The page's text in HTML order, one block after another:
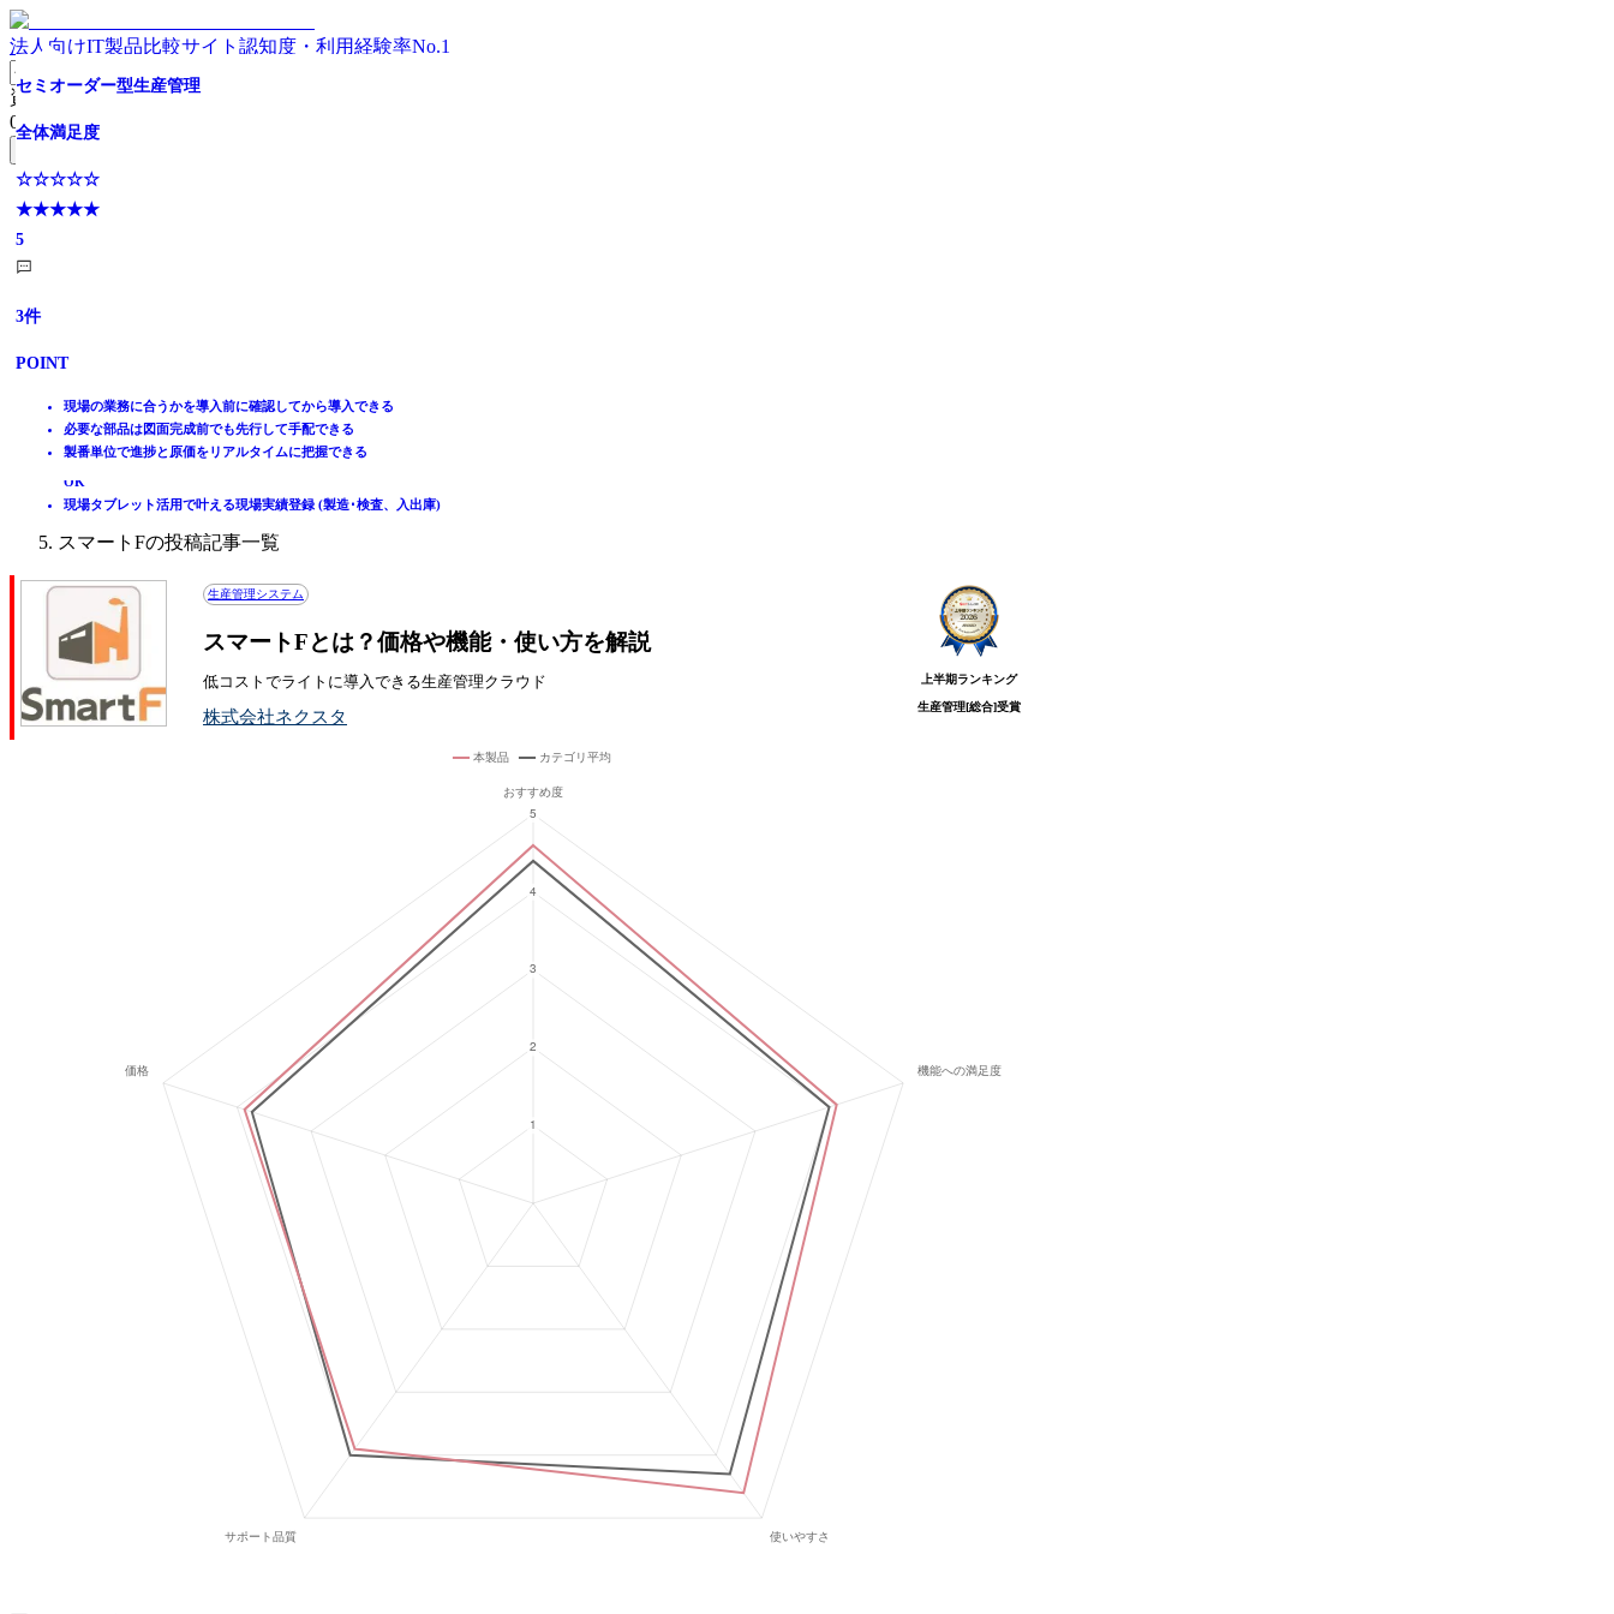
法人向けIT製品比較サイト 認知度・利用経験率No.1
資料請求リスト
0 件
製品を探す
動画で学ぶ
IT製品比較TOP
生産管理システム
スマートF
スマートFの投稿記事一覧
生産管理システム
スマートFとは？価格や機能・使い方を解説
低コストでライトに導入できる生産管理クラウド
株式会社ネクスタ
上半期ランキング
生産管理[総合]受賞
低コストでライトに導入できる生産管理クラウド
全体満足度
☆☆☆☆☆
★★★★★
4.6
91件
POINT
在庫管理や工程管理など、必要な機能からスモールスタート可能
導入コンサルつきのトライアル可能、既存システムにも柔軟に連
携
『全国出荷実績No.1』の生産管理システム
全体満足度
☆☆☆☆☆
★★★★★
3.7
25件
POINT
アクティブユーザ10万人超！ 導入社数4,500社超の実績あり
仕掛原価と完成時予測原価をリアルタイムに管理！
導入から稼動まで各専門スタッフが全面サポート！
IT導入補助金対象の中小製造業様向け生産管理システム
全体満足度
☆☆☆☆☆
★★★★★
4.4
16件
POINT
業界最安値の限界に挑戦。生産管理システムがこの価格で。
ペーパーレス・現場の見える化を促進し、DX化を後押し。
ユーザー納得の評判・口コミ。カスタマイズにも対応します。
『全国出荷実績No.1』の生産管理システム
全体満足度
☆☆☆☆☆
★★★★★
4.1
10件
POINT
アクティブユーザ10万人超！ 導入社数4,500社超の実績あり
複雑になりがちなデータの一元管理が可能！
導入から稼動まで各専門スタッフが全面サポート！
部品加工業に特化×端末数無制限で現場に広がる！一気通
☆☆☆☆☆
★★★★★
4.7
柔軟なカスタマイズ性により、独自のシステム構築を実現。
部品点数50点以下の組立業様に最適。作業進捗の「見える化」
を！
見積り・受注から出荷までの工場業務全般をバックアップ！
攻撃型生産管理システム
全体満足度
☆☆☆☆☆
★★★★★
4.6
5件
POINT
国内外で2129社以上の実績（英語・中国語・ベトナム語の対応）
一品生産（製番管理）や繰り返し生産（MRP）の機能が充実
短納期の対応や、在庫削減を目的とされる企業にお勧めします
乗り換えはおまかせ！一味違います～セミオーダー感覚
☆☆☆☆☆
★★★★★
4.4
WEB型ERP：受注～出荷まで一連のプロセスとデータを管理
生産計画～工程予実をガントチャートで見える化 ※マウス調整
OK
現場タブレット活用で叶える現場実績登録 (製造･検査、入出庫)
セミオーダー型生産管理
全体満足度
☆☆☆☆☆
★★★★★
5
3件
POINT
現場の業務に合うかを導入前に確認してから導入できる
必要な部品は図面完成前でも先行して手配できる
製番単位で進捗と原価をリアルタイムに把握できる